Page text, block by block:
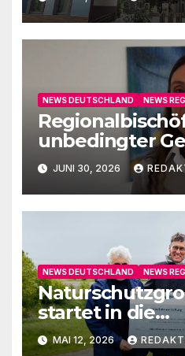
NEWS DEUTSCHLAND NEWS
unbedingter
aufJUNI 30, 2026
NEWS DEUTSCHLAND NEWS
startet in die
MAI 12, 2026